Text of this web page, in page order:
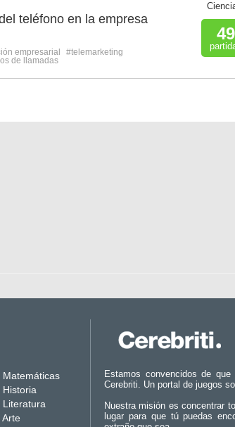
teléfono en la empresa
empresarial
#telemarketing
de llamadas
49
Matemáticas
Historia
Literatura
Arte
Estamos convencidos de
Cerebriti. Un portal de juegos
Nuestra misión es concentrar
lugar para que tú puedas